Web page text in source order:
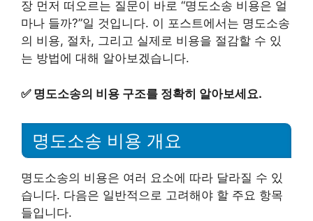
장 먼저 떠오르는 질문이 바로 “명도소송 비용은 얼
마나 들까?”일 것입니다. 이 포스트에서는 명도소송
의 비용, 절차, 그리고 실제로 비용을 절감할 수 있
는 방법에 대해 알아보겠습니다.
✅ 명도소송의 비용 구조를 정확히 알아보세요.
명도소송 비용 개요
명도소송의 비용은 여러 요소에 따라 달라질 수 있
습니다. 다음은 일반적으로 고려해야 할 주요 항목
들입니다.